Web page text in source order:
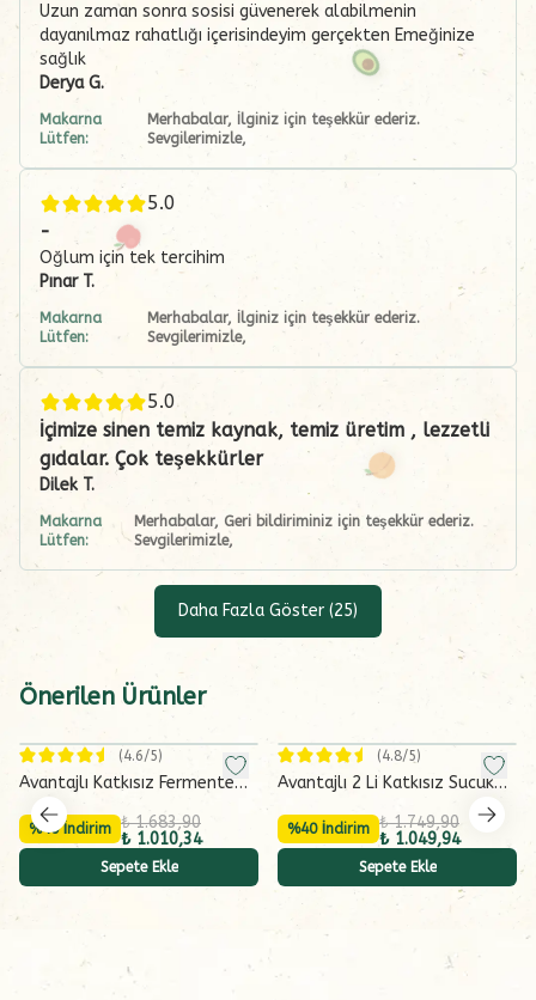
Uzun zaman sonra sosisi güvenerek alabilmenin
dayanılmaz rahatlığı içerisindeyim gerçekten Emeğinize
sağlık
DeryaG.
Makarna
Lütfen:
Merhabalar, İlginiz için teşekkür ederiz.
Sevgilerimizle,
5.0
-
Oğlum için tek tercihim
Pınar T.
Makarna
Lütfen:
Merhabalar, İlginiz için teşekkür ederiz.
Sevgilerimizle,
5.0
İçimize sinen temiz kaynak, temiz üretim , lezzetli
gıdalar. Çok teşekkürler
Dilek T.
Makarna
Lütfen:
Merhabalar, Geri bildiriminiz için teşekkür ederiz.
Sevgilerimizle,
Daha Fazla Göster (25)
Önerilen Ürünler
(4.6/5)
Avantajlı Katkısız Fermente
Sucuk ve Frankfurter Dana
Sosis Seti
%40 İndirim ₺ 1.683,90
₺ 1.010,34
Sepete Ekle
(4.8/5)
Avantajlı 2 Li Katkısız Sucuk
%40 İndirim ₺ 1.749,90
₺ 1.049,94
Sepete Ekle